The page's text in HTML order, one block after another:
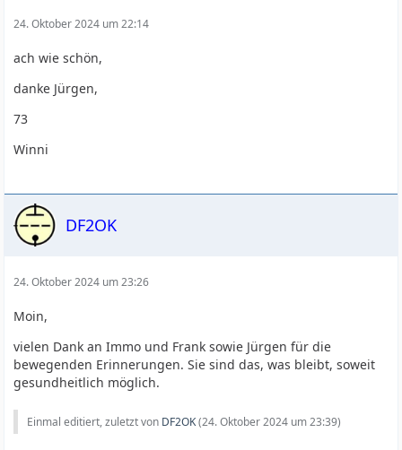
24. Oktober 2024 um 22:14
ach wie schön,
danke Jürgen,
73
Winni
DF2OK
24. Oktober 2024 um 23:26
Moin,
vielen Dank an Immo und Frank sowie Jürgen für die
bewegenden Erinnerungen. Sie sind das, was bleibt, soweit
gesundheitlich möglich.
Einmal editiert, zuletzt von DF2OK(24. Oktober 2024 um 23:39)